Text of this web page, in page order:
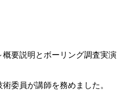
要説明とボーリング調査実演
委員が講師を務めました。